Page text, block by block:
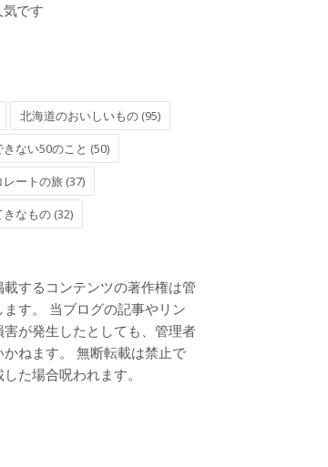
です
北海道のおいしいもの (95)
ない50のこと (50)
ートの旅 (37)
なもの (32)
載するコンテンツの著作権は管
す。 当ブログの記事やリン
害が発生したとしても、管理者
かねます。 無断転載は禁止で
た場合呪われます。